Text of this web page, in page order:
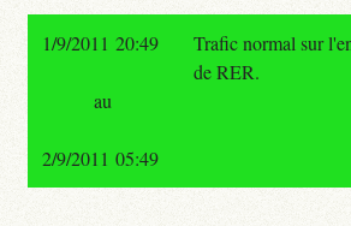
1/9/2011 20:49
Trafic normal sur
de RER.
au
2/9/2011 05:49